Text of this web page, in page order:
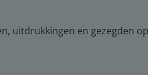
uitdrukkingen en gezegden